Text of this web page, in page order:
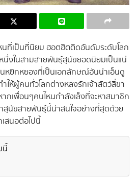
ที่เป็นที่นิยม ฮอตฮิตติดอันดับระดับโลก
งในสามสายพันธุ์สุนัขยอดนิยมเป็นแน่
หยิกหยองที่เป็นเอกลักษณ์อันน่าเอ็นดู
ให้ผู้คนทั่วโลกต่างหลงรักเจ้าสัตว์สี่ขา
กเพื่อนๆคนไหนกำลังเล็งที่จะหาสมาชิก
าสุนัขสายพันธุ์นี้น่าสนใจอย่างที่สุดด้วย
สนอต่อไปนี้
นี้